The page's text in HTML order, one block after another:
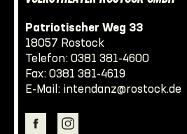
Patriotischer Weg 33
18057 Rostock
Telefon: 0381 381-4600
Fax: 0381 381-4619
E-Mail: intendanz@rostock.de